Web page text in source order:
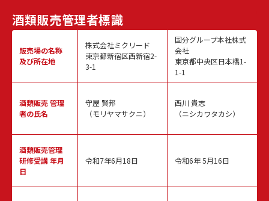
酒類販売管理者標識
販売場の名称
及び所在地
酒類販売管理
者の氏名
酒類販売管理
研修受講 年月
日
株式会社ミクリード
東京都新宿区西新宿2-
3-1
守屋 賢邦
（モリヤマサクニ）
令和7年6月18日
国分グループ本社株式
会社
東京都中央区日本橋1-
1-1
西川 貴志
（ニシカワタカシ）
令和6年 5月16日